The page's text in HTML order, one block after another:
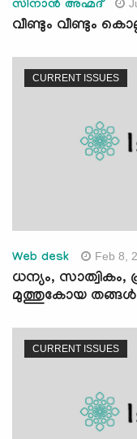
സിനാന്‍ അഹ്മദ്
വീണ്ടും വീണ്ടും
CURRENT ISSUES
Web desk Feb 8,
ധന്യം, സാത്വികം,
മുത്തുകോയ
CURRENT ISSUES